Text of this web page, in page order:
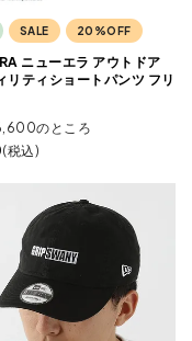
SALE 20%OFF
ニューエラ アウトドア
リティショートパンツ フリ
のところ
税込